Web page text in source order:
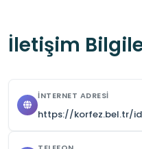
Giriş ücretsiz ve
güvenlik önlemleri
İletişim
İNTERNET ADRESI
https://korfez.bel.tr/